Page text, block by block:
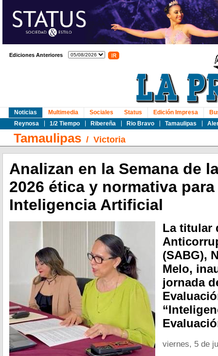
Ediciones Anteriores
Noticias
Reynosa
1/2 Tiempo Ribereña Rio Bravo Tamaulipas
Multimedia Sociales Status Edición Impresa
Tamaulipas / Victoria
Analizan en la Semana de
2026 ética y normativa
Inteligencia Artificial
La titular
(SABG),
Melo,
jornada
viernes, 5 de